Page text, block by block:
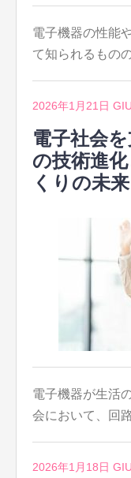
電子機器の性能
て知られるもの
2026年1月21日
電子社会
の技術進
くりの未来
電子機器が生活
会において、回
2026年1月18日